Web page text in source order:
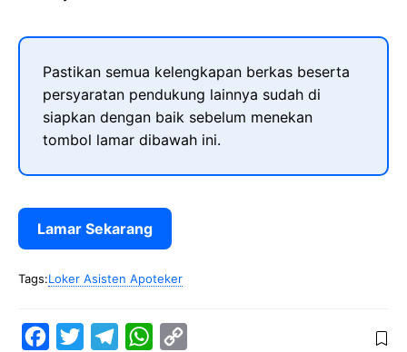
Pastikan semua kelengkapan berkas beserta
persyaratan pendukung lainnya sudah di
siapkan dengan baik sebelum menekan
tombol lamar dibawah ini.
Lamar Sekarang
Tags:Loker Asisten Apoteker
W